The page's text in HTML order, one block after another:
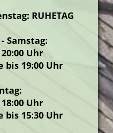
RUHETAG
Samstag:
Uhr
bis 19:00 Uhr
Uhr
bis 15:30 Uhr